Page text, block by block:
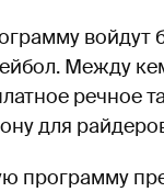
войдут
Между
речное
для
программу